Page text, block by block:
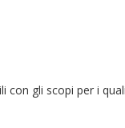
con gli scopi per i